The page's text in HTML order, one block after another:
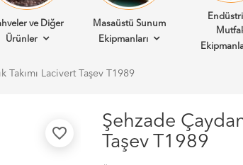
ve Diğer
Ürünler
Masaüstü Sunum
Ekipmanları
Takımı Lacivert Taşev T1989
favorite_border
Şehzade
Taşev T1989